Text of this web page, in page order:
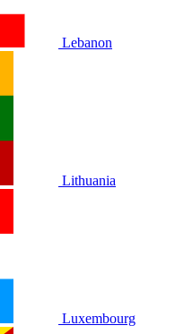
Lebanon
Lithuania
Luxembourg